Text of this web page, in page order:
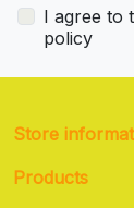
I agree to
policy
Store
Products